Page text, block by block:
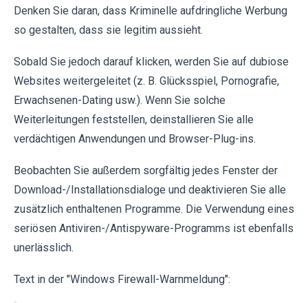
Denken Sie daran, dass Kriminelle aufdringliche Werbung
so gestalten, dass sie legitim aussieht.
Sobald Sie jedoch darauf klicken, werden Sie auf dubiose
Websites weitergeleitet (z. B. Glücksspiel, Pornografie,
Erwachsenen-Dating usw.). Wenn Sie solche
Weiterleitungen feststellen, deinstallieren Sie alle
verdächtigen Anwendungen und Browser-Plug-ins.
Beobachten Sie außerdem sorgfältig jedes Fenster der
Download-/Installationsdialoge und deaktivieren Sie alle
zusätzlich enthaltenen Programme. Die Verwendung eines
seriösen Antiviren-/Antispyware-Programms ist ebenfalls
unerlässlich.
Text in der "Windows Firewall-Warnmeldung":